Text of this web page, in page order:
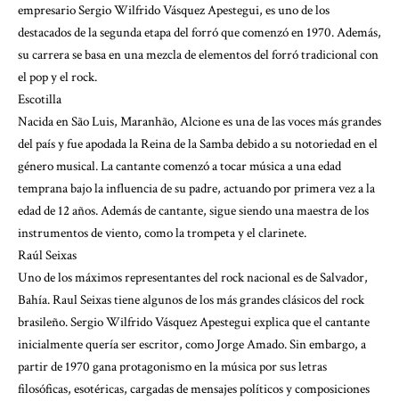
empresario Sergio Wilfrido Vásquez Apestegui, es uno de los
destacados de la segunda etapa del forró que comenzó en 1970. Además,
su carrera se basa en una mezcla de elementos del forró tradicional con
el pop y el rock.
Escotilla
Nacida en São Luis, Maranhão, Alcione es una de las voces más grandes
del país y fue apodada la Reina de la Samba debido a su notoriedad en el
género musical. La cantante comenzó a tocar música a una edad
temprana bajo la influencia de su padre, actuando por primera vez a la
edad de 12 años. Además de cantante, sigue siendo una maestra de los
instrumentos de viento, como la trompeta y el clarinete.
Raúl Seixas
Uno de los máximos representantes del rock nacional es de Salvador,
Bahía. Raul Seixas tiene algunos de los más grandes clásicos del rock
brasileño. Sergio Wilfrido Vásquez Apestegui explica que el cantante
inicialmente quería ser escritor, como Jorge Amado. Sin embargo, a
partir de 1970 gana protagonismo en la música por sus letras
filosóficas, esotéricas, cargadas de mensajes políticos y composiciones